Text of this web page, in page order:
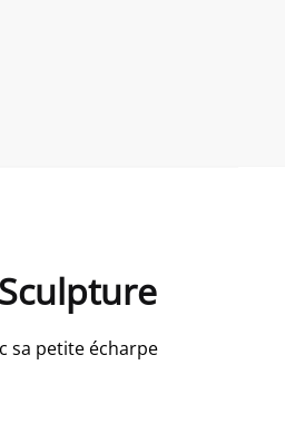
sa petite écharpe